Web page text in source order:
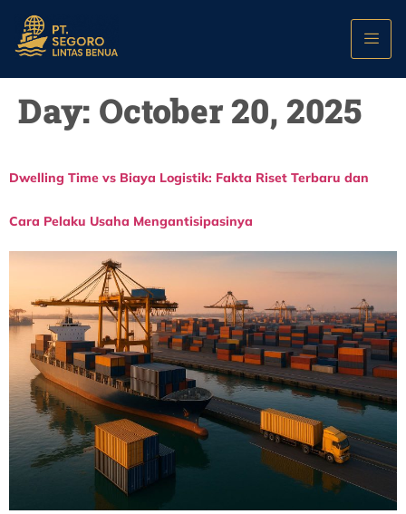
Day: October 20, 2025
Dwelling Time vs Biaya Logistik: Fakta Riset Terbaru dan
Cara Pelaku Usaha Mengantisipasinya